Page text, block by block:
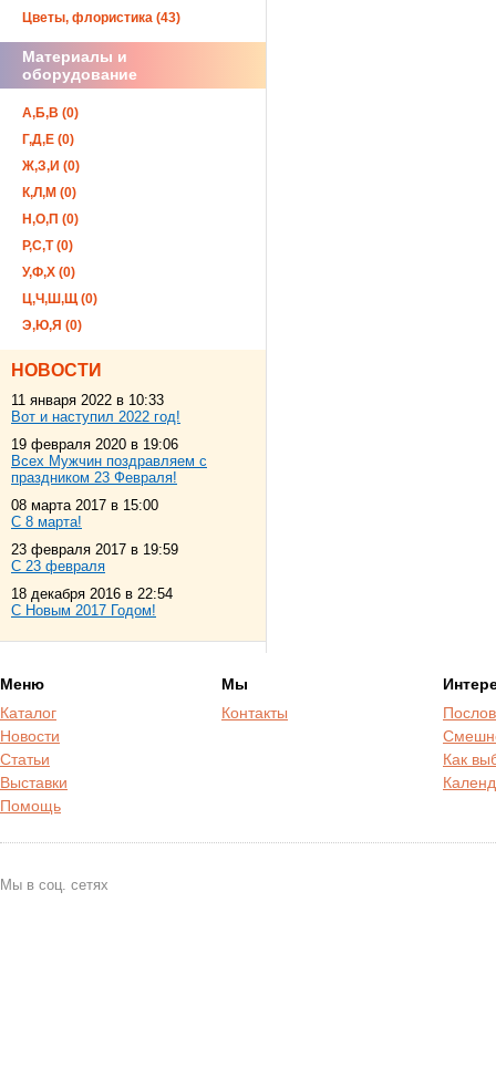
Цветы, флористика (43)
Материалы и
оборудование
А,Б,В (0)
Г,Д,Е (0)
Ж,З,И (0)
К,Л,М (0)
Н,О,П (0)
Р,С,Т (0)
У,Ф,Х (0)
Ц,Ч,Ш,Щ (0)
Э,Ю,Я (0)
НОВОСТИ
11 января 2022 в 10:33
Вот и наступил 2022 год!
19 февраля 2020 в 19:06
Всех Мужчин поздравляем с
праздником 23 Февраля!
08 марта 2017 в 15:00
С 8 марта!
23 февраля 2017 в 19:59
С 23 февраля
18 декабря 2016 в 22:54
С Новым 2017 Годом!
Меню
Каталог
Новости
Статьи
Выставки
Помощь
Мы
Контакты
Как
Мы в соц. сетях